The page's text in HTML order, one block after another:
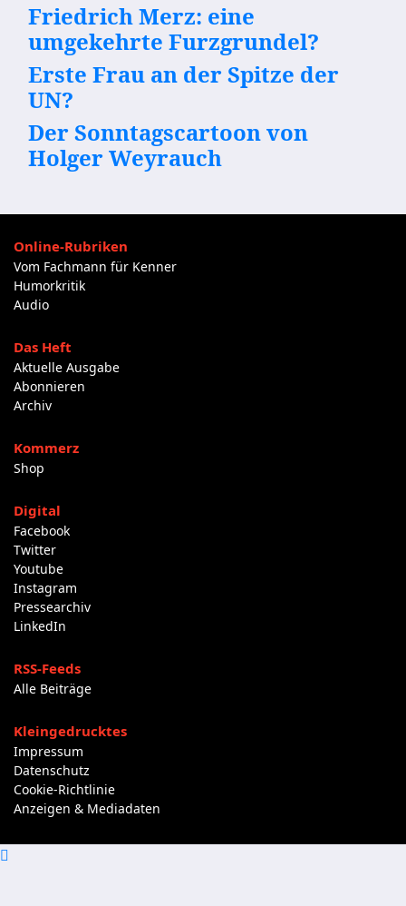
Friedrich Merz: eine
umgekehrte Furzgrundel?
Erste Frau an der Spitze der
UN?
Der Sonntagscartoon von
Holger Weyrauch
Online-Rubriken
Vom Fachmann für Kenner
Humorkritik
Audio
Das Heft
Aktuelle Ausgabe
Abonnieren
Archiv
Kommerz
Shop
Digital
Facebook
Twitter
Youtube
Instagram
Pressearchiv
LinkedIn
RSS-Feeds
Alle Beiträge
Kleingedrucktes
Impressum
Datenschutz
Cookie-Richtlinie
Anzeigen & Mediadaten